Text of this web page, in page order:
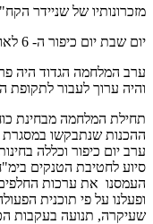
מזכרונותיו של שניידר
יום שבת יום כיפור ה- 6 לאוקטובר 1973 – תחילת המלחמה:
ערב המלחמה הגדוד היה
והיה ערוך לעבור
תחילת המלחמה מבחינת
ההכנות שנתבקשו במסגרת
ערב יום כיפור וכללה
סיוע לחטיבת הטנקים
העמסנו את ערכות
ופעלנו על פי תוכנית
שעיקרה, תנועה בעקבות